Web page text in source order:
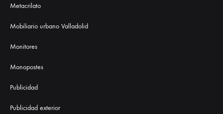
Metacrilato
Mobiliario urbano Valladolid
Monitores
Monopostes
Publicidad
Publicidad exterior